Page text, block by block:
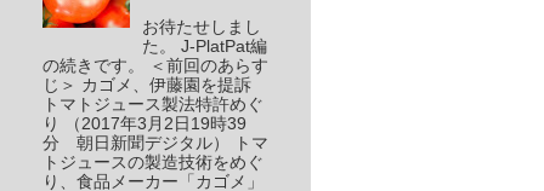
お待たせしまし
た。 J-PlatPat編
の続きです。 ＜前回のあらす
じ＞ カゴメ、伊藤園を提訴
トマトジュース製法特許めぐ
り （2017年3月2日19時39
分 朝日新聞デジタル） トマ
トジュースの製造技術をめぐ
り、食品メーカー「カゴメ」